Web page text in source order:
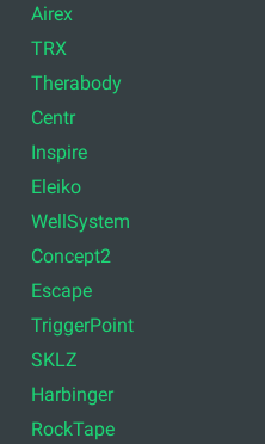
Airex
TRX
Therabody
Centr
Inspire
Eleiko
WellSystem
Concept2
Escape
TriggerPoint
SKLZ
Harbinger
RockTape